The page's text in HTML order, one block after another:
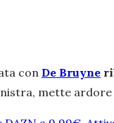
con De Bruyne
mette